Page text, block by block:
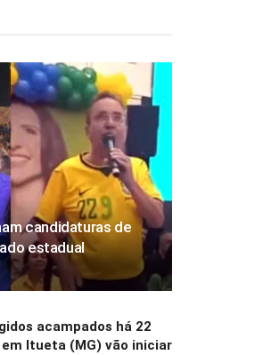
candidaturas de
estadual
acampados há 22
em Itueta (MG) vão iniciar